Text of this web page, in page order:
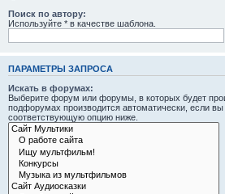
Поиск по автору:
Используйте * в качестве шаблона.
ПАРАМЕТРЫ ЗАПРОСА
Искать в форумах:
Выберите форум или форумы, в которых будет
подфорумах производится автоматически, если
соответствующую опцию ниже.